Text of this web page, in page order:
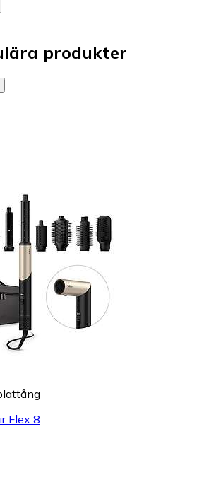
produkter
Flex 8